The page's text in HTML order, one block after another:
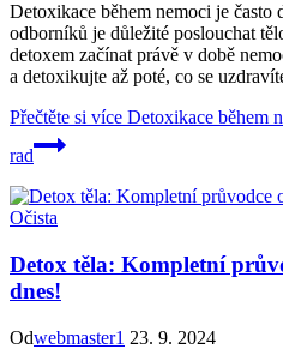
Detoxikace během nemoci je často
odborníků je důležité poslouchat
detoxem začínat právě v době
a detoxikujte až poté, co se
Přečtěte si více Detoxikace během
rad
Očista
Detox těla: Kompletní
dnes!
Odwebmaster1 23. 9. 2024